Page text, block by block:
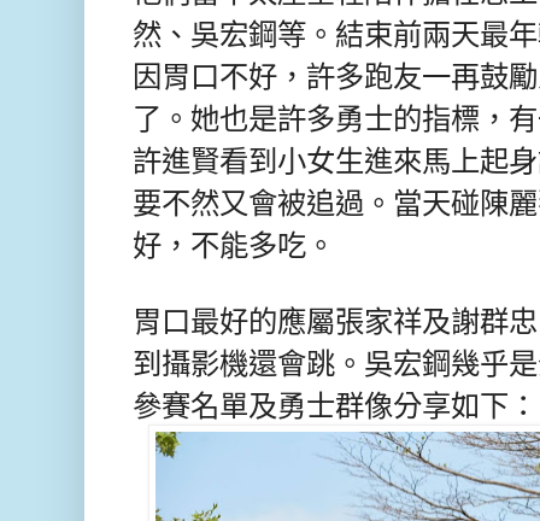
然、吳宏鋼等。結束前兩天最
因胃口不好，許多跑友一再鼓
了。她也是許多勇士的指標，
許進賢看到小女生進來馬上起
要不然又會被追過。當天碰陳
好，不能多吃。
胃口最好的應屬張家祥及謝群
到攝影機還會跳。吳宏鋼幾乎
參賽名單及勇士群像分享如下：